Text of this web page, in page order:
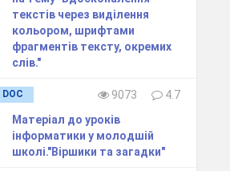
текстів через виділення
кольором, шрифтами
фрагментів тексту, окремих
слів."
DOC 9073
4.7
Матеріал до уроків
інформатики у молодшій
школі."Віршики та загадки"